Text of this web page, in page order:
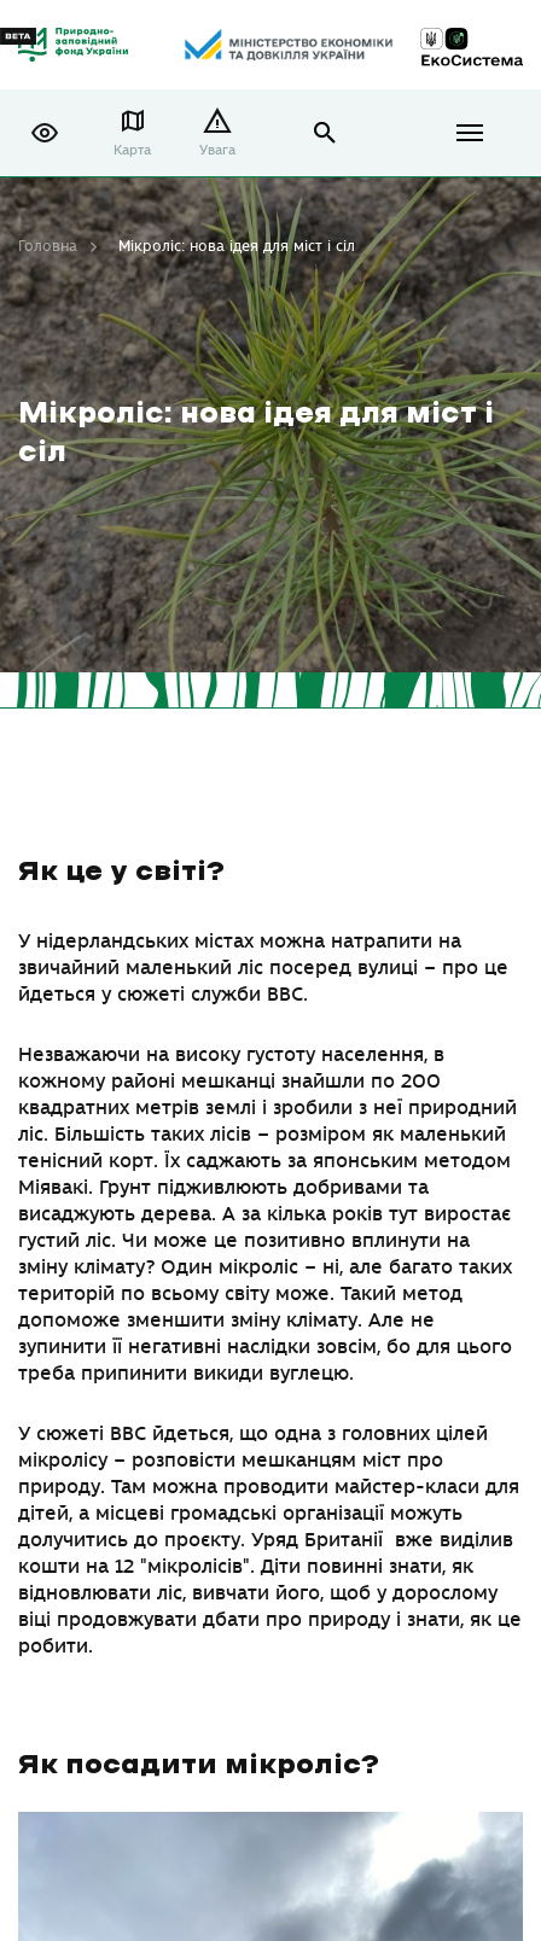
Карта Увага
Мікроліс: нова ідея для міст і
сіл
Головна Мікроліс: нова ідея для міст і сіл
Як це у світі?
У нідерландських містах можна натрапити на
звичайний маленький ліс посеред вулиці – про це
йдеться у сюжеті служби BBC.
Незважаючи на високу густоту населення, в
кожному районі мешканці знайшли по 200
квадратних метрів землі і зробили з неї природний
ліс. Більшість таких лісів – розміром як маленький
тенісний корт. Їх саджають за японським методом
Міявакі. Грунт підживлюють добривами та
висаджують дерева. А за кілька років тут виростає
густий ліс. Чи може це позитивно вплинути на
зміну клімату? Один мікроліс – ні, але багато таких
територій по всьому світу може. Такий метод
допоможе зменшити зміну клімату. Але не
зупинити її негативні наслідки зовсім, бо для цього
треба припинити викиди вуглецю.
У сюжеті BBC йдеться, що одна з головних цілей
мікролісу – розповісти мешканцям міст про
природу. Там можна проводити майстер-класи для
дітей, а місцеві громадські організації можуть
долучитись до проєкту. Уряд Британії вже виділив
кошти на 12 "мікролісів". Діти повинні знати, як
відновлювати ліс, вивчати його, щоб у дорослому
віці продовжувати дбати про природу і знати, як це
робити.
Як посадити мікроліс?